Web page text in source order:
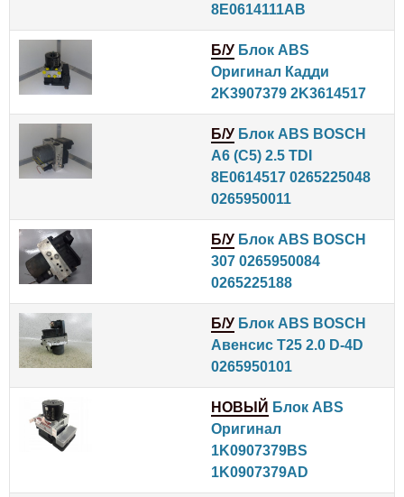
8E0614111AB
Б/У Блок ABS
Оригинал Кадди
2K3907379 2K3614517
Б/У Блок ABS BOSCH
A6 (C5) 2.5 TDI
8E0614517 0265225048
0265950011
Б/У Блок ABS BOSCH
307 0265950084
0265225188
Б/У Блок ABS BOSCH
Авенсис T25 2.0 D-4D
0265950101
НОВЫЙ Блок ABS
Оригинал
1K0907379BS
1K0907379AD